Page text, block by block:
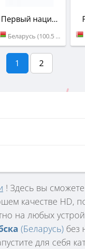
Первый национальный канал Белорусского радио
Беларусь (100.5 FM)
1 2
! Здесь вы
качестве HD,
на любых
(Беларусь)без
для себя